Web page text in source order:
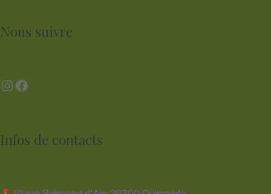
Nous suivre
Instagram
Facebook
Infos de contacts